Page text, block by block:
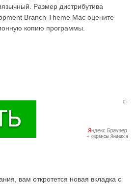
Размер дистрибутива
Branch Theme Mac оцените
копию программы.
вам откротется новая вкладка с